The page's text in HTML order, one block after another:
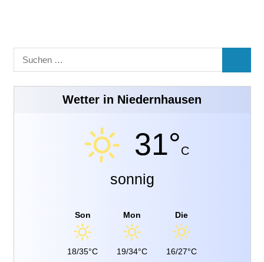
Suchen
nach:
Wetter in Niedernhausen
31°C
sonnig
Son
18/35°C
Mon
19/34°C
Die
16/27°C